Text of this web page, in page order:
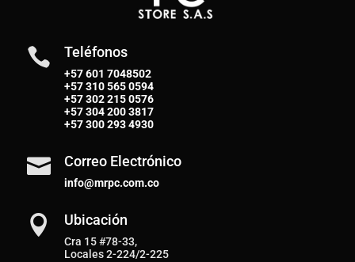
 Teléfonos
+57 601 7048502
+57310 565 0594
+57302 215 0576
+57304 200 3817
+57300 293 4930
 Correo Electrónico
info@mrpc.com.co
 Ubicación
Cra 15 #78-33,
Locales 2-224/2-225